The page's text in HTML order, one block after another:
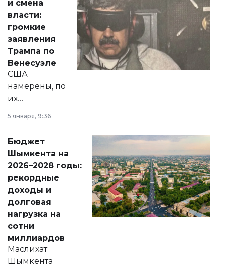
политических
реформах до
вопросов армии,
экономики и
личного здоровья.
и смена
власти:
громкие
заявления
Трампа по
Венесуэле
США
намерены, по
их
принести
народу
Венесуэлы.
5 января, 9:36
Бюджет
Шымкента на
2026–2028 годы:
рекордные
доходы и
долговая
нагрузка на
сотни
миллиардов
Маслихат
Шымкента